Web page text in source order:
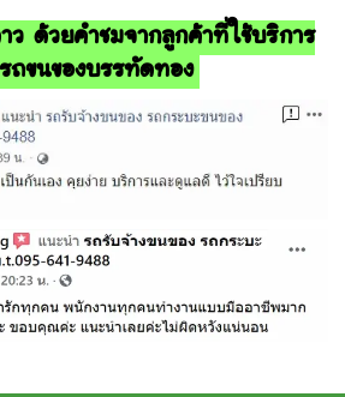
ว ด้วยคำชมจากลูกค้าที่ใช้บริการ
ถขนของบรรทัดทอง